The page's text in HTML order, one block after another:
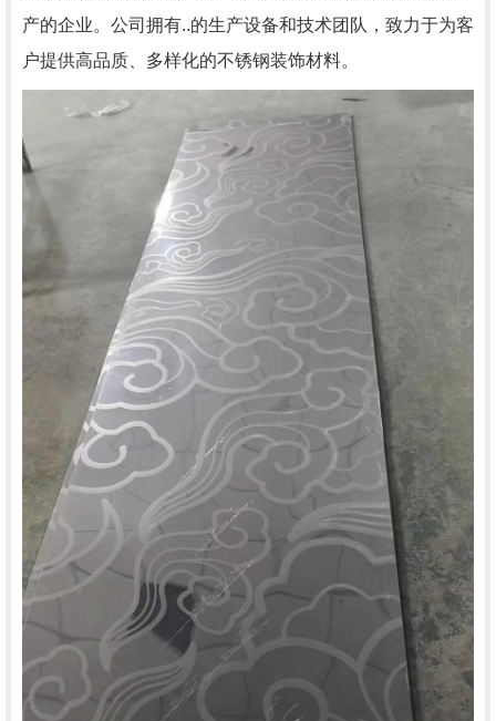
产的企业。公司拥有..的生产设备和技术团队，致力于为客
户提供高品质、多样化的不锈钢装饰材料。